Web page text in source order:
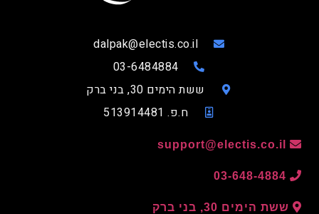
dalpak@electis.co.il
03-6484884
ששת הימים 30, בני ברק
ח.פ. 513914481
support@electis.co.il
03-648-4884
ששת הימים 30, בני ברק